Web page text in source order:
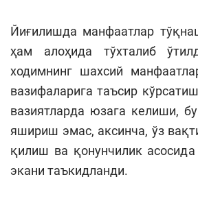
Йиғилишда манфаатлар
ҳам алоҳида тўхталиб
ходимнинг шахсий
вазифаларига таъсир
вазиятларда юзага келиши,
яшириш эмас, аксинча, ўз
қилиш ва қонунчилик
экани таъкидланди.